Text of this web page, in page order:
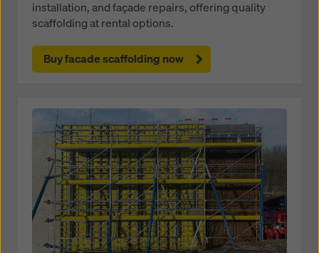
installation, and façade repairs, offering quality
scaffolding at rental options.
Buy facade scaffolding now